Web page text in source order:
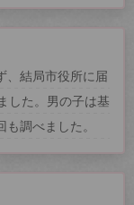
、結局市役所に届
した。男の子は基
調べました。